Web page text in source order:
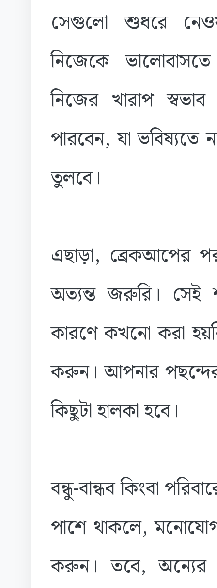
সেগুলো শুধরে
নিজেকে
নিজের খারাপ
পারবেন, যা
তুলবে।
এছাড়া, ব্রেকআপের
অত্যন্ত জরুরি।
কারণে কখনো করা
করুন। আপনার
কিছুটা হালকা হবে।
বন্ধু-বান্ধব কিংবা
পাশে থাকলে, মনোযোগ
করুন। তবে, অন্যের